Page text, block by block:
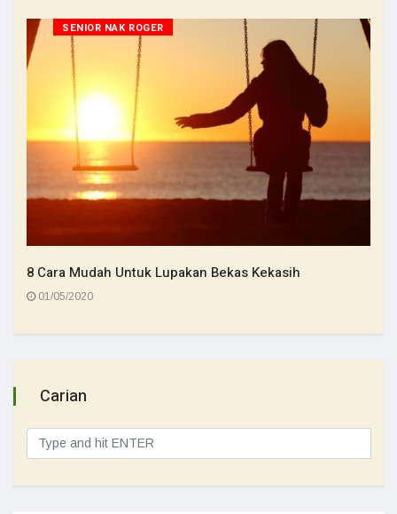
SENIOR NAK ROGER
8 Cara Mudah Untuk Lupakan Bekas Kekasih
01/05/2020
Carian